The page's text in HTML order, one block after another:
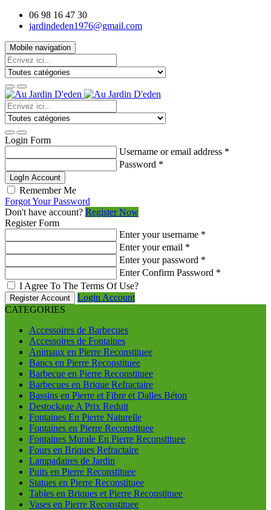
06 98 16 47 30
jardindeden1976@gmail.com
Mobile navigation
Login Form
Username or email address *
Password *
LogIn Account
Remember Me
Forgot Your Password
Don't have account? Register Now
Register Form
Enter your username *
Enter your email *
Enter your password *
Enter Confirm Password *
I Agree To The Terms Of Use?
Register Account
Login Account
CATEGORIES
Accessoires de Barbecues
Accessoires de Fontaines
Animaux en Pierre Reconstituee
Bancs en Pierre Reconstituee
Barbecue en Pierre Reconstituee
Barbecues en Brique Refractaire
Bassins en Pierre et Fibre et Dalles Béton
Destockage A Prix Reduit
Fontaines En Pierre Naturelle
Fontaines en Pierre Reconstituee
Fontaines Murale En Pierre Reconstituee
Fours en Briques Refractaire
Lampadaires de Jardin
Puits en Pierre Reconstituee
Statues en Pierre Reconstituee
Tables en Briques et Pierre Reconstituee
Vases en Pierre Reconstituee